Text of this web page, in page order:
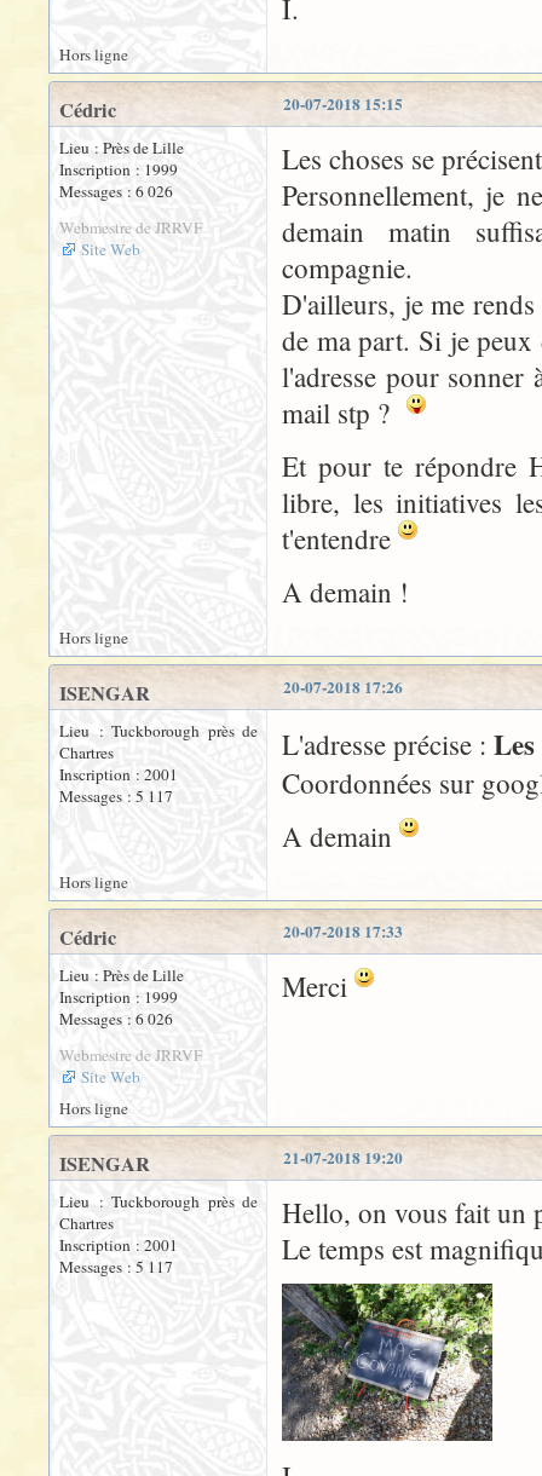
I.
Hors ligne
20-07-2018 15:15
Cédric
Lieu : Près de Lille
Inscription : 1999
Messages : 6 026
Webmestre de JRRVF
Site Web
Les choses se
Personnellement, je
demain matin
compagnie.
D'ailleurs, je me
de ma part. Si je
l'adresse pour
mail stp ?
Et pour te répondre
libre, les initiatives
t'entendre
A demain !
Hors ligne
20-07-2018 17:26
ISENGAR
Lieu : Tuckborough près de
Chartres
Inscription : 2001
Messages : 5 117
L'adresse précise :
Coordonnées sur
A demain
Hors ligne
20-07-2018 17:33
Cédric
Lieu : Près de Lille
Inscription : 1999
Messages : 6 026
Webmestre de JRRVF
Site Web
Merci
Hors ligne
21-07-2018 19:20
ISENGAR
Lieu : Tuckborough près de
Chartres
Inscription : 2001
Messages : 5 117
Hello, on vous fait un
Le temps est